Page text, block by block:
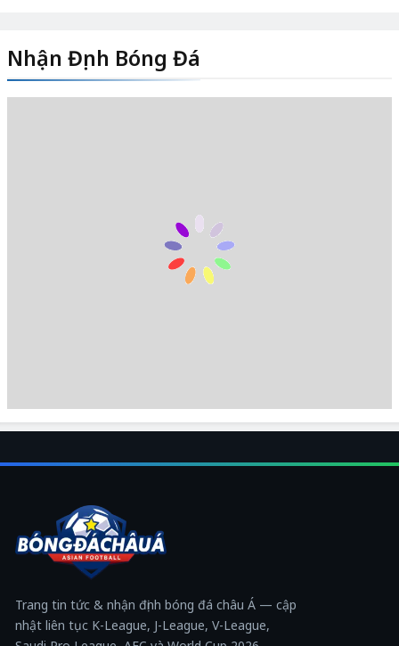
Nhận Định Bóng Đá
Trang tin tức & nhận định bóng đá châu Á — cập
nhật liên tục K-League, J-League, V-League,